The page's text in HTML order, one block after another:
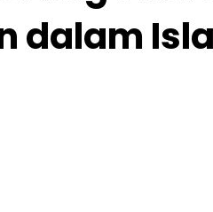
dalam